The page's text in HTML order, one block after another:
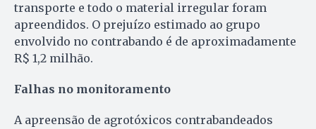
transporte e todo o material irregular foram
apreendidos. O prejuízo estimado ao grupo
envolvido no contrabando é de aproximadamente
R$ 1,2 milhão.
Falhas no monitoramento
A apreensão de agrotóxicos contrabandeados